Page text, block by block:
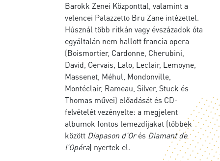
Barokk Zenei Központtal, valamint a
velencei Palazzetto Bru Zane intézettel.
Húsznál több ritkán vagy évszázadok óta
egyáltalán nem hallott francia opera
(Boismortier, Cardonne, Cherubini,
David, Gervais, Lalo, Leclair, Lemoyne,
Massenet, Méhul, Mondonville,
Montéclair, Rameau, Silver, Stuck és
Thomas művei) előadását és CD-
felvételét vezényelte: a megjelent
albumok fontos lemezdíjakat (többek
között Diapason d’Orés Diamant de
l’Opéra) nyertek el.